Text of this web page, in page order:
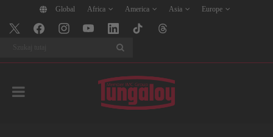
Global Africa America Asia Europe